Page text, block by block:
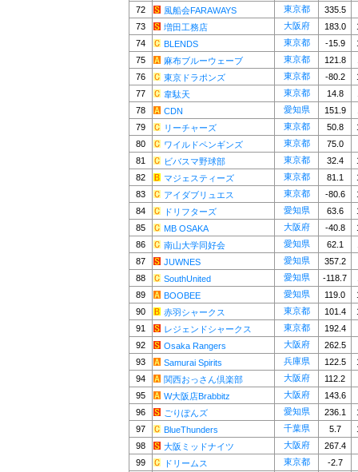
72
風船会FARAWAYS 東京都
335.5
73
増田工務店 大阪府 183.0
74
BLENDS 東京都 -15.9
75
麻布ブルーウェーブ 東京都 121.8
76
東京ドラポンズ 東京都 -80.2
77
韋駄天 東京都 14.8
78
CDN 愛知県 151.9
79
リーチャーズ 東京都 50.8
80
ワイルドペンギンズ 東京都
75.0
81
ビバスマ野球部 東京都 32.4
82
マジェスティーズ 東京都 81.1
83
アイダブリュエス 東京都 -80.6
84
ドリフターズ 愛知県 63.6
85
MB OSAKA 大阪府 -40.8
86
南山大学同好会 愛知県 62.1
87
JUWNES 愛知県
357.2
88
SouthUnited 愛知県 -118.7
89
BOOBEE 愛知県 119.0
90
赤羽シャークス 東京都 101.4
91
レジェンドシャークス 東京都
192.4
92
Osaka Rangers 大阪府
262.5
93
Samurai Spirits 兵庫県 122.5
94
関西おっさん倶楽部 大阪府
112.2
95
W大阪店Brabbitz 大阪府
143.6
96
ごりぽんズ 愛知県 236.1
97
BlueThunders 千葉県 5.7
98
大阪ミッドナイツ 大阪府
267.4
99
ドリームス 東京都 -2.7